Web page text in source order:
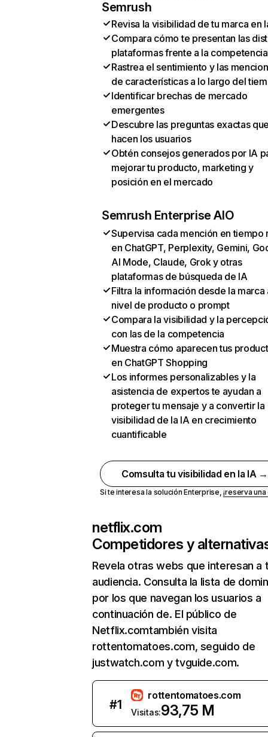
Semrush
Revisa la visibilidad de tu marca en
Compara cómo te presentan las
plataformas frente a la competencia
Rastrea el sentimiento y las
de características a lo largo del
Identificar brechas de mercado
emergentes
Descubre las preguntas exactas
hacen los usuarios
Obtén consejos generados por IA
mejorar tu producto, marketing y
posición en el mercado
Semrush Enterprise AIO
Supervisa cada mención en tiempo
en ChatGPT, Perplexity, Gemini,
AI Mode, Claude, Grok y otras
plataformas de búsqueda de IA
Filtra la información desde la marca
nivel de producto o prompt
Compara la visibilidad y la
con las de la competencia
Muestra cómo aparecen tus
en ChatGPT Shopping
Los informes personalizables y la
asistencia de expertos te ayudan a
proteger tu mensaje y a convertir la
visibilidad de la IA en crecimiento
cuantificable
Comsulta tu visibilidad en la IA →
Si te interesa la solución Enterprise,¡reserva
netflix.com
Competidores y
Revela otras webs que interesan a
audiencia. Consulta la lista de
por los que navegan los usuarios a
continuación de. El público de
Netflix.comtambién visita
rottentomatoes.com, seguido de
justwatch.com y tvguide.com.
#1
rottentomatoes.com
Visitas:93,75 M